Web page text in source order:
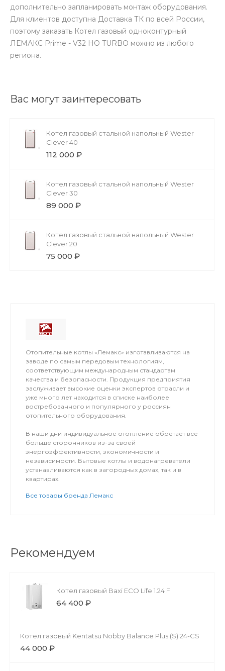
дополнительно запланировать монтаж оборудования.
Для клиентов доступна Доставка ТК по всей России,
поэтому заказать Котел газовый одноконтурный
ЛЕМАКС Prime - V32 НО TURBO можно из любого
региона.
Вас могут заинтересовать
Котел газовый стальной напольный Wester
Clever 40
112 000 ₽
Котел газовый стальной напольный Wester
Clever 30
89 000 ₽
Котел газовый стальной напольный Wester
Clever 20
75 000 ₽
Отопительные котлы «Лемакс» изготавливаются на
заводе по самым передовым технологиям,
соответствующим международным стандартам
качества и безопасности. Продукция предприятия
заслуживает высокие оценки экспертов отрасли и
уже много лет находится в списке наиболее
востребованного и популярного у россиян
отопительного оборудования.
В наши дни индивидуальное отопление обретает все
больше сторонников из-за своей
энергоэффективности, экономичности и
независимости. Бытовые котлы и водонагреватели
устанавливаются как в загородных домах, так и в
квартирах.
Все товары бренда Лемакс
Рекомендуем
Котел газовый Baxi ECO Life 1.24 F
64 400 ₽
Котел газовый Kentatsu Nobby Balance Plus (S) 24-CS
44 000 ₽